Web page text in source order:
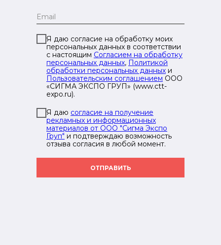
Я даю согласие на обработку моих
персональных данных в соответствии
с настоящим Согласием на обработку
персональных данных, Политикой
обработки персональных данных и
Пользовательским соглашением ООО
«СИГМА ЭКСПО ГРУП» (www.ctt-
expo.ru).
Я даю согласие на получение
рекламных и информационных
материалов от ООО "Сигма Экспо
Груп" и подтверждаю возможность
отзыва согласия в любой момент.
ОТПРАВИТЬ